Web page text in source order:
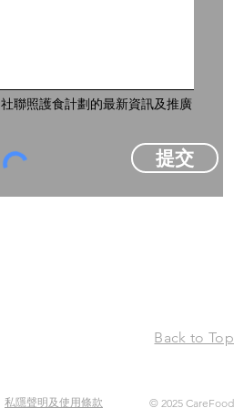
聯照護食計劃的最新資訊及推廣
提交
Back to Top
私隱聲明及使用條款 © 2025 CareFood